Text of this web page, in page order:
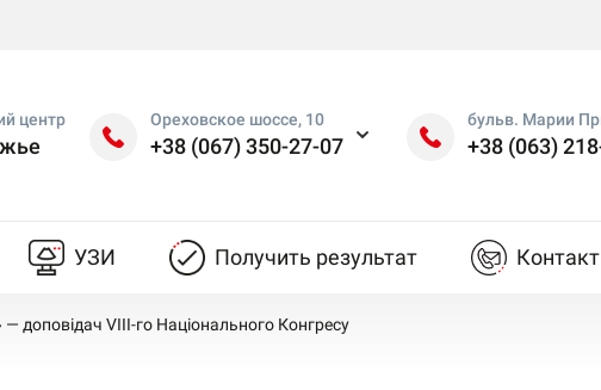
центр Ореховское шоссе, 10
+38 (067) 350-27-07
бульв. Марии
+38 (063)
УЗИ Получить результат
доповідач VIII-го Національного Конгресу